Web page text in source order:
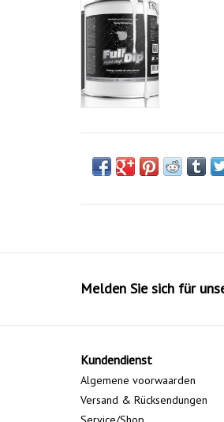
Melden Sie sich für
Kundendienst
Algemene voorwaarden
Versand & Rücksendungen